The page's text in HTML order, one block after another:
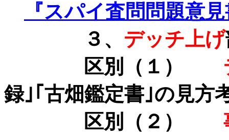
『スパイ査問問題意
３、 デッチ上げ
区別（１）
録｣｢古畑鑑定書｣の見方
区別（２）